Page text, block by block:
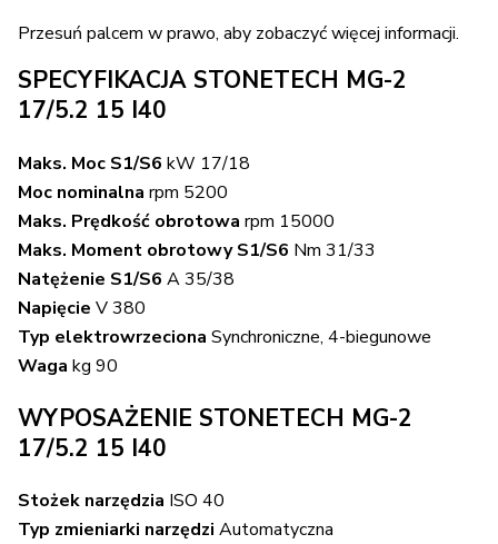
Przesuń palcem w prawo, aby zobaczyć więcej informacji.
SPECYFIKACJA STONETECH MG-2
17/5.2 15 I40
Maks. Moc S1/S6 kW 17/18
Moc nominalna rpm 5200
Maks. Prędkość obrotowa rpm 15000
Maks. Moment obrotowy S1/S6 Nm 31/33
Natężenie S1/S6 A 35/38
Napięcie V 380
Typ elektrowrzeciona Synchroniczne, 4-biegunowe
Waga kg 90
WYPOSAŻENIE STONETECH MG-2
17/5.2 15 I40
Stożek narzędzia ISO 40
Typ zmieniarki narzędzi Automatyczna